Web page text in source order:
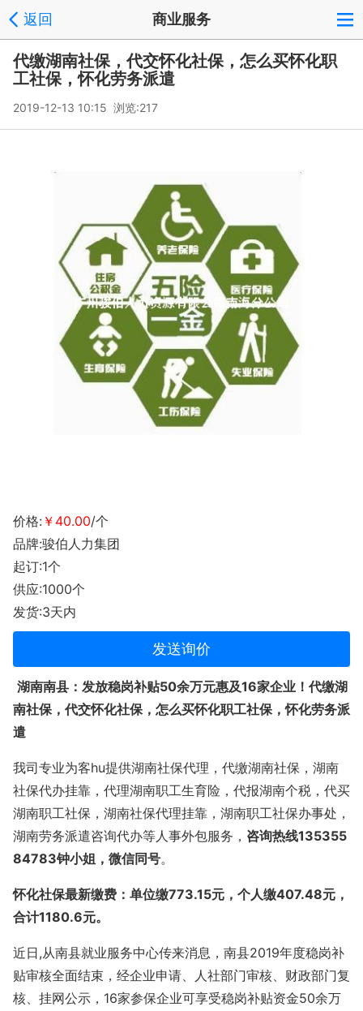
返回 商业服务
代缴湖南社保，代交怀化社保，怎么买怀化职
工社保，怀化劳务派遣
2019-12-13 10:15 浏览:217
价格: ￥40.00/个
品牌:骏伯人力集团
起订:1个
供应:1000个
发货:3天内
发送询价
湖南南县：发放稳岗补贴50余万元惠及16家企业！代缴湖
南社保，代交怀化社保，怎么买怀化职工社保，怀化劳务派
遣
我司专业为客hu提供湖南社保代理，代缴湖南社保，湖南
社保代办挂靠，代理湖南职工生育险，代报湖南个税，代买
湖南职工社保，湖南社保代理挂靠，湖南职工社保办事处，
湖南劳务派遣咨询代办等人事外包服务， 咨询热线135355
84783钟小姐，微信同号。
怀化社保最新缴费：单位缴773.15元，个人缴407.48元，
合计1180.6元。
近日,从南县就业服务中心传来消息，南县2019年度稳岗补
贴审核全面结束，经企业申请、人社部门审核、财政部门复
核、挂网公示，16家参保企业可享受稳岗补贴资金50余万